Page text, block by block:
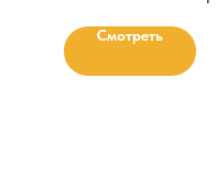
Смотреть